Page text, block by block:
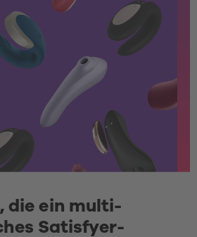
die ein multi-
Satisfyer-